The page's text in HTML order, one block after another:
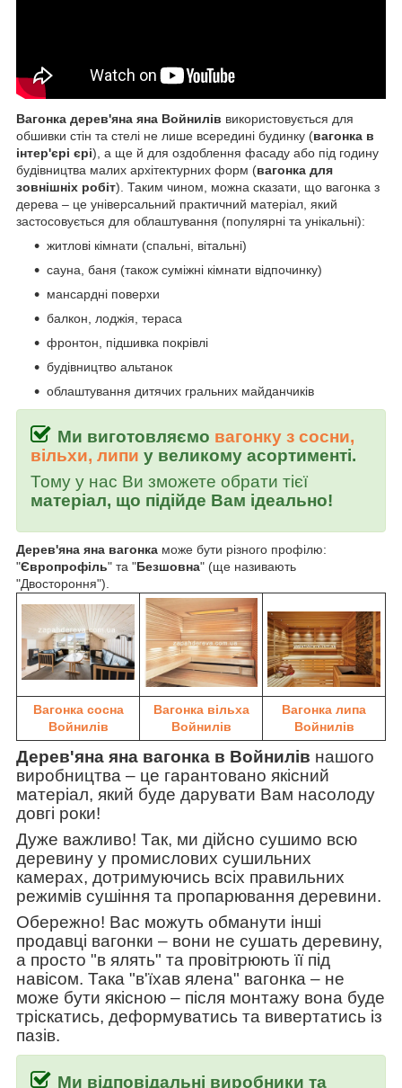
Вагонка дерев'яна яна Войнилів використовується для
обшивки стін та стелі не лише всередині будинку (вагонка в
інтер'єрі єрі), а ще й для оздоблення фасаду або під годину
будівництва малих архітектурних форм (вагонка для
зовнішніх робіт). Таким чином, можна сказати, що вагонка з
дерева – це універсальний практичний матеріал, який
застосовується для облаштування (популярні та унікальні):
житлові кімнати (спальні, вітальні)
сауна, баня (також суміжні кімнати відпочинку)
мансардні поверхи
балкон, лоджія, тераса
фронтон, підшивка покрівлі
будівництво альтанок
облаштування дитячих гральних майданчиків
Ми виготовляємо вагонку з сосни,
вільхи, липи у великому асортименті.
Тому у нас Ви зможете обрати тієї
матеріал, що підійде Вам ідеально!
Дерев'яна яна вагонка може бути різного профілю:
"Європрофіль" та "Безшовна" (ще називають
"Двостороння").
Вагонка сосна
Войнилів
Вагонка вільха
Войнилів
Вагонка липа
Войнилів
Дерев'яна яна вагонка в Войнилів нашого
виробництва – це гарантовано якісний
матеріал, який буде дарувати Вам насолоду
довгі роки!
Дуже важливо! Так, ми дійсно сушимо всю
деревину у промислових сушильних
камерах, дотримуючись всіх правильних
режимів сушіння та пропарювання деревини.
Обережно! Вас можуть обманути інші
продавці вагонки – вони не сушать деревину,
а просто "в ялять" та провітрюють її під
навісом. Така "в'їхав ялена" вагонка – не
може бути якісною – після монтажу вона буде
тріскатись, деформуватись та вивертатись із
пазів.
Ми відповідальні виробники та